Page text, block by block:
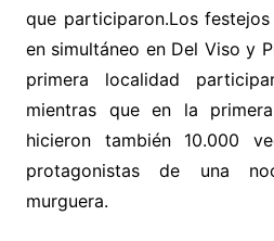
que participaron.Los
en simultáneo en Del Viso y
primera localidad
mientras que en la
hicieron también 10.000
protagonistas de una
murguera.